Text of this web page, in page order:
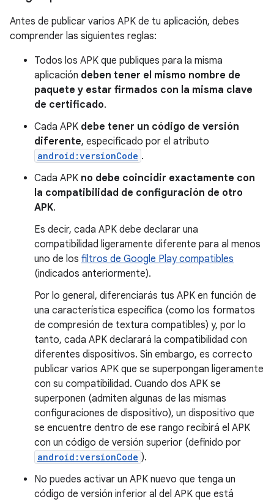
Antes de publicar varios APK de tu aplicación, debes
comprender las siguientes reglas:
Todos los APK que publiques para la misma
aplicación deben tener el mismo nombre de
paquete y estar firmados con la misma clave
de certificado.
Cada APK debe tener un código de versión
diferente, especificado por el atributo
android:versionCode .
Cada APK no debe coincidir exactamente con
la compatibilidad de configuración de otro
APK.
Es decir, cada APK debe declarar una
compatibilidad ligeramente diferente para al menos
uno de los filtros de Google Play compatibles
(indicados anteriormente).
Por lo general, diferenciarás tus APK en función de
una característica específica (como los formatos
de compresión de textura compatibles) y, por lo
tanto, cada APK declarará la compatibilidad con
diferentes dispositivos. Sin embargo, es correcto
publicar varios APK que se superpongan ligeramente
con su compatibilidad. Cuando dos APK se
superponen (admiten algunas de las mismas
configuraciones de dispositivo), un dispositivo que
se encuentre dentro de ese rango recibirá el APK
con un código de versión superior (definido por
android:versionCode ).
No puedes activar un APK nuevo que tenga un
código de versión inferior al del APK que está